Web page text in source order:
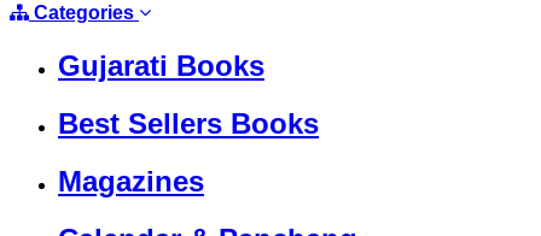
Categories
Gujarati Books
Best Sellers Books
Magazines